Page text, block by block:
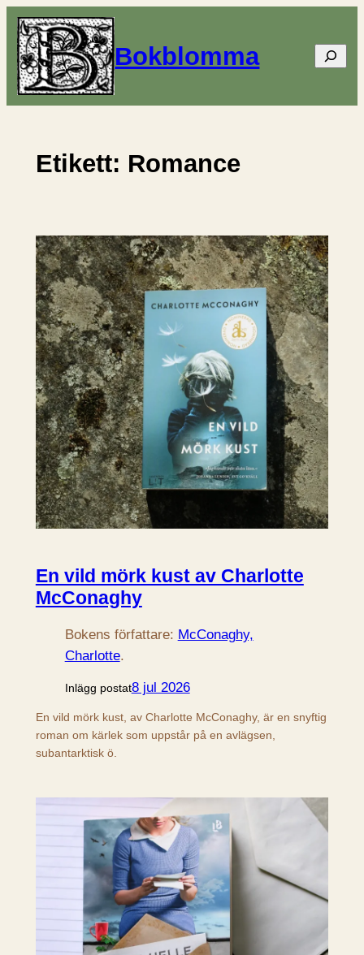
Hoppa
till
innehåll
Bokblomma Sök
Etikett: Romance
En vild mörk kust av Charlotte
McConaghy
Bokens författare: McConaghy,
Charlotte.
Inlägg postat8 jul 2026
En vild mörk kust, av Charlotte McConaghy, är en snyftig
roman om kärlek som uppstår på en avlägsen,
subantarktisk ö.